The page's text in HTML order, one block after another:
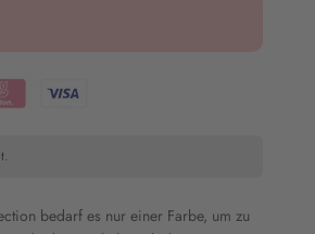
bedarf es nur einer Farbe, um zu